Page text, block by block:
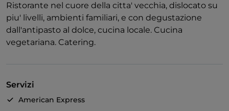
Ristorante nel cuore della citta' vecchia, dislocato su
piu' livelli, ambienti familiari, e con degustazione
dall'antipasto al dolce, cucina locale. Cucina
vegetariana. Catering.
Servizi
American Express